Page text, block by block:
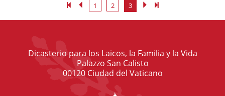
1 2 3
Dicasterio para los Laicos, la Familia y la Vida
Palazzo San Calisto
00120 Ciudad del Vaticano